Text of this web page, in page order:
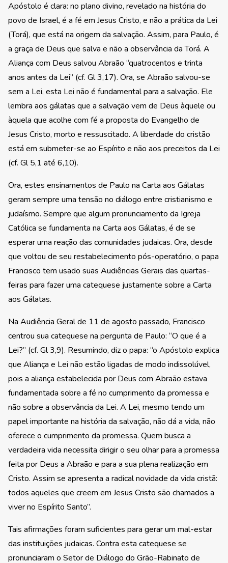
Apóstolo é clara: no plano divino, revelado na história do
povo de Israel, é a fé em Jesus Cristo, e não a prática da Lei
(Torá), que está na origem da salvação. Assim, para Paulo, é
a graça de Deus que salva e não a observância da Torá. A
Aliança com Deus salvou Abraão “quatrocentos e trinta
anos antes da Lei” (cf. Gl 3,17). Ora, se Abraão salvou-se
sem a Lei, esta Lei não é fundamental para a salvação. Ele
lembra aos gálatas que a salvação vem de Deus àquele ou
àquela que acolhe com fé a proposta do Evangelho de
Jesus Cristo, morto e ressuscitado. A liberdade do cristão
está em submeter-se ao Espírito e não aos preceitos da Lei
(cf. Gl 5,1 até 6,10).
Ora, estes ensinamentos de Paulo na Carta aos Gálatas
geram sempre uma tensão no diálogo entre cristianismo e
judaísmo. Sempre que algum pronunciamento da Igreja
Católica se fundamenta na Carta aos Gálatas, é de se
esperar uma reação das comunidades judaicas. Ora, desde
que voltou de seu restabelecimento pós-operatório, o papa
Francisco tem usado suas Audiências Gerais das quartas-
feiras para fazer uma catequese justamente sobre a Carta
aos Gálatas.
Na Audiência Geral de 11 de agosto passado, Francisco
centrou sua catequese na pergunta de Paulo: “O que é a
Lei?” (cf. Gl 3,9). Resumindo, diz o papa: “o Apóstolo explica
que Aliança e Lei não estão ligadas de modo indissolúvel,
pois a aliança estabelecida por Deus com Abraão estava
fundamentada sobre a fé no cumprimento da promessa e
não sobre a observância da Lei. A Lei, mesmo tendo um
papel importante na história da salvação, não dá a vida, não
oferece o cumprimento da promessa. Quem busca a
verdadeira vida necessita dirigir o seu olhar para a promessa
feita por Deus a Abraão e para a sua plena realização em
Cristo. Assim se apresenta a radical novidade da vida cristã:
todos aqueles que creem em Jesus Cristo são chamados a
viver no Espírito Santo”.
Tais afirmações foram suficientes para gerar um mal-estar
das instituições judaicas. Contra esta catequese se
pronunciaram o Setor de Diálogo do Grão-Rabinato de